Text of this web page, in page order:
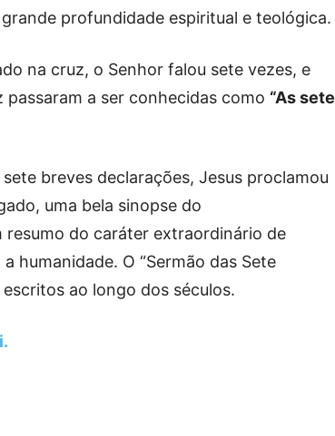
profundidade espiritual e teológica.
na cruz, o Senhor falou sete vezes, e
a ser conhecidas como “As sete
breves declarações, Jesus proclamou
uma bela sinopse do
resumo do caráter extraordinário de
humanidade. O “Sermão das Sete
ao longo dos séculos.